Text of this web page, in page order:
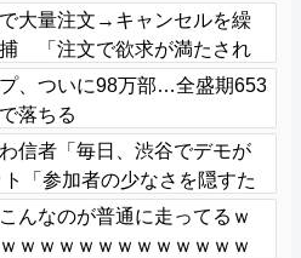
大量注文→キャンセルを繰
「注文で欲求が満たされ
プ、ついに98万部…全盛期653
落ちる
信者「毎日、渋谷でデモが
「参加者の少なさを隠すた
ってるのリプ欄でバラされ
んなのが普通に走ってるｗ
ｗｗｗｗｗｗｗｗｗｗｗｗ